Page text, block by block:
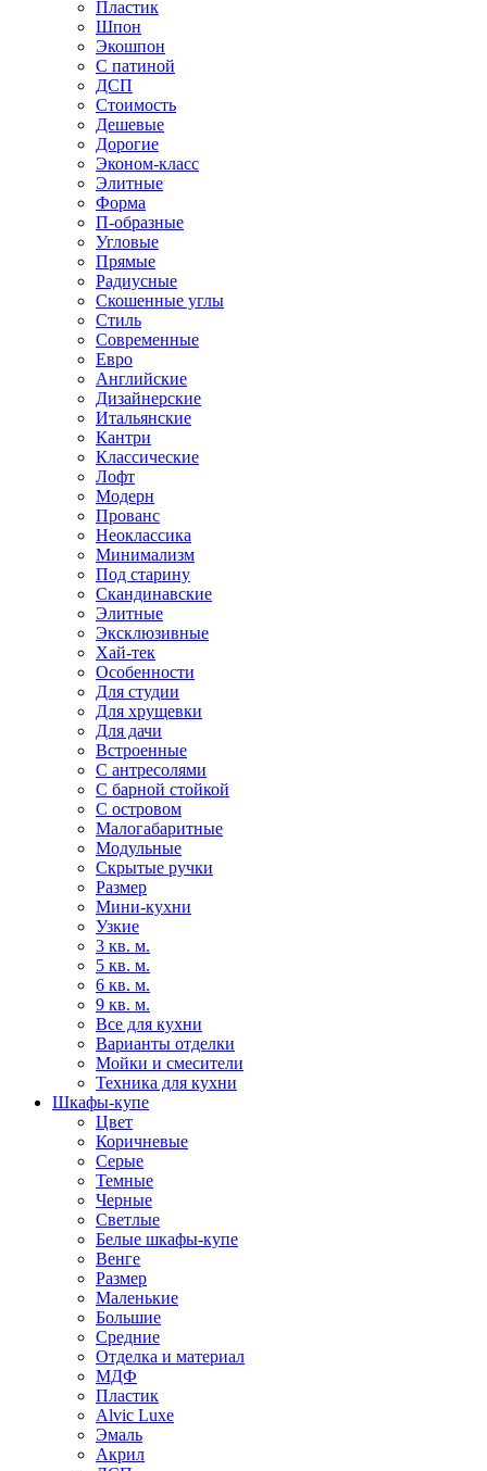
Пластик
Шпон
Экошпон
С патиной
ДСП
Стоимость
Дешевые
Дорогие
Эконом-класс
Элитные
Форма
П-образные
Угловые
Прямые
Радиусные
Скошенные углы
Стиль
Современные
Евро
Английские
Дизайнерские
Итальянские
Кантри
Классические
Лофт
Модерн
Прованс
Неоклассика
Минимализм
Под старину
Скандинавские
Элитные
Эксклюзивные
Хай-тек
Особенности
Для студии
Для хрущевки
Для дачи
Встроенные
С антресолями
С барной стойкой
С островом
Малогабаритные
Модульные
Скрытые ручки
Размер
Мини-кухни
Узкие
3 кв. м.
5 кв. м.
6 кв. м.
9 кв. м.
Все для кухни
Варианты отделки
Мойки и смесители
Техника для кухни
Шкафы-купе
Цвет
Коричневые
Серые
Темные
Черные
Светлые
Белые шкафы-купе
Венге
Размер
Маленькие
Большие
Средние
Отделка и материал
МДФ
Пластик
Alvic Luxe
Эмаль
Акрил